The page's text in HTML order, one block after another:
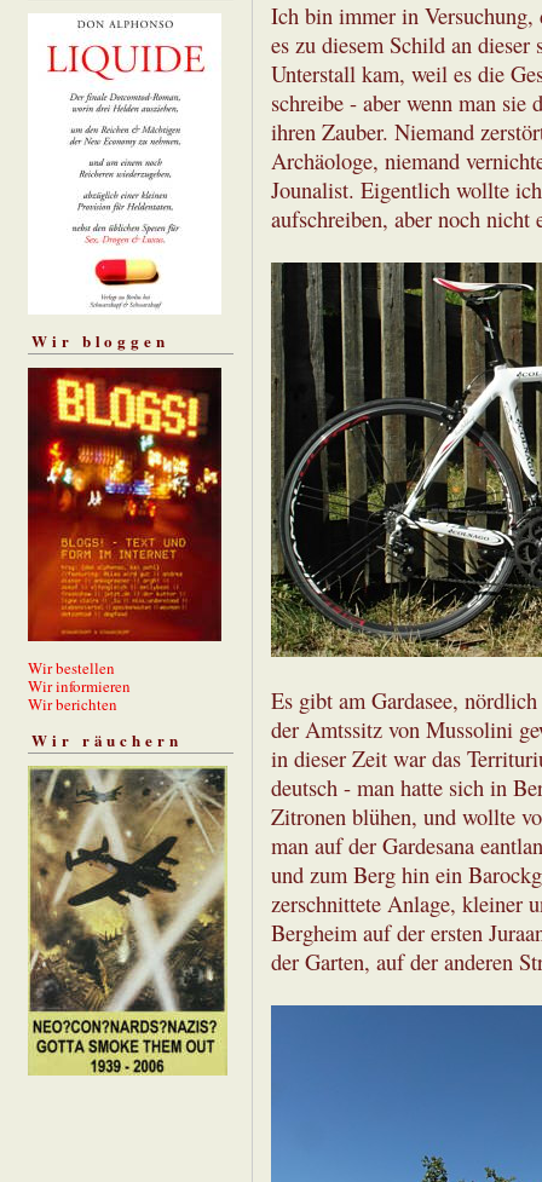
Wir bloggen
Wir bestellen
Wir informieren
Wir berichten
Wir räuchern
Ich bin immer in Versuchung,
es zu diesem Schild an
Unterstall kam, weil es die
schreibe - aber wenn man
ihren Zauber. Niemand
Archäologe, niemand
Jounalist. Eigentlich wollte
aufschreiben, aber noch nicht
Es gibt am Gardasee,
der Amtssitz von Mussolini
in dieser Zeit war das
deutsch - man hatte sich in
Zitronen blühen, und wollte
man auf der Gardesana
und zum Berg hin ein
zerschnittete Anlage, kleiner
Bergheim auf der ersten
der Garten, auf der anderen